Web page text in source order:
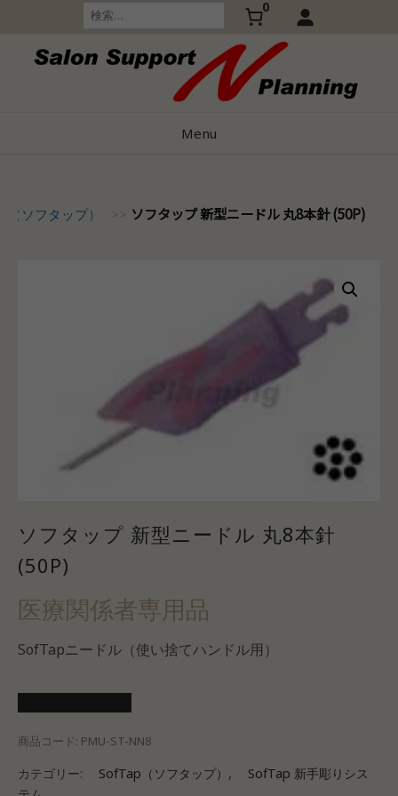
content
検
索:
0
Menu
ソフタップ） ソフタップ 新型ニードル 丸8本針 (50P)
ソフタップ 新型ニードル 丸8本針
(50P)
医療関係者専用品
SofTapニードル（使い捨てハンドル用）
商品コード: PMU-ST-NN8
カテゴリー: SofTap（ソフタップ） ,
SofTap 新手彫りシス